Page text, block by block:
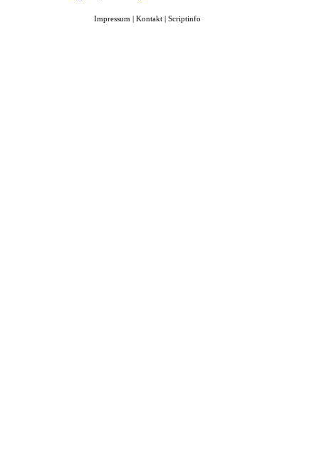
Impressum Kontakt Scriptinfo